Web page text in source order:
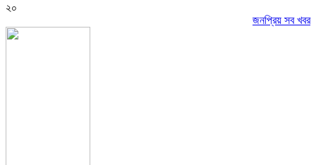
২০
জনপ্রিয় সব খবর